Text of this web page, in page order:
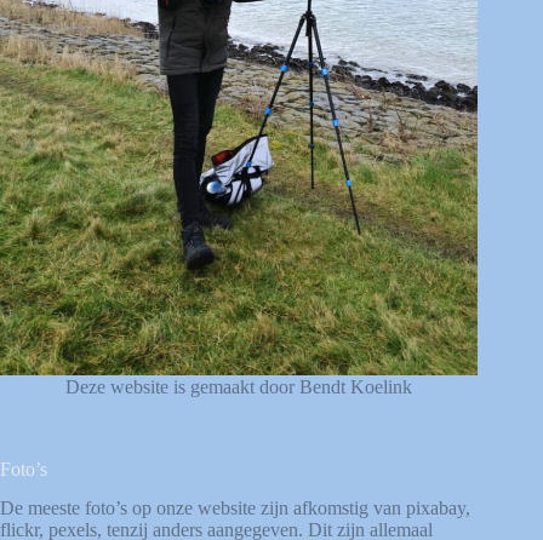
Deze website is gemaakt door Bendt Koelink
Foto’s
De meeste foto’s op onze website zijn afkomstig van pixabay,
flickr, pexels, tenzij anders aangegeven. Dit zijn allemaal